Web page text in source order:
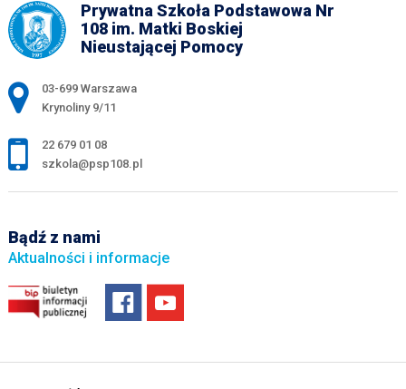
Prywatna Szkoła Podstawowa Nr
108 im. Matki Boskiej
Nieustającej Pomocy
Adres pocztowy:
03-699 Warszawa
Krynoliny 9/11
22 679 01 08
szkola@psp108.pl
Bądź z nami
Aktualności i informacje